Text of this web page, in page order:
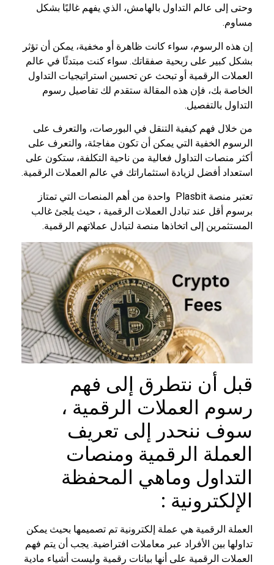
وحتى إلى عالم التداول بالهامش، الذي يفهم غالبًا بشكل
مساوم.
إن هذه الرسوم، سواء كانت ظاهرة أو مخفية، يمكن أن تؤثر
بشكل كبير على ربحية صفقاتك. سواء كنت مبتدئًا في عالم
العملات الرقمية أو تبحث عن تحسين استراتيجيات التداول
الخاصة بك، فإن هذه المقالة ستقدم لك تفاصيل رسوم
التداول بالتفصيل.
من خلال فهم كيفية التنقل في البورصات، والتعرف على
الرسوم الخفية التي يمكن أن تكون مفاجئة، والتعرف على
أكثر منصات التداول فعالية من ناحية التكلفة، ستكون على
استعداد أفضل لزيادة استثماراتك في عالم العملات الرقمية.
تعتبر منصة Plasbit واحدة من أهم المنصات التي تمتاز
برسوم أقل عند تبادل العملات الرقمية ، حيث يلجئ غالب
المستثمرين إلى اتخاذها منصة لتبادل عملاتهم الرقمية.
قبل أن نتطرق إلى فهم
رسوم العملات الرقمية ،
سوف ننحدر إلى تعريف
العملة الرقمية ومنصات
التداول وماهي المحفظة
الإلكترونية :
العملة الرقمية هي عملة إلكترونية تم تصميمها بحيث يمكن
تداولها بين الأفراد عبر معاملات افتراضية. يجب أن يتم فهم
العملات الرقمية على أنها بيانات رقمية وليست أشياء مادية